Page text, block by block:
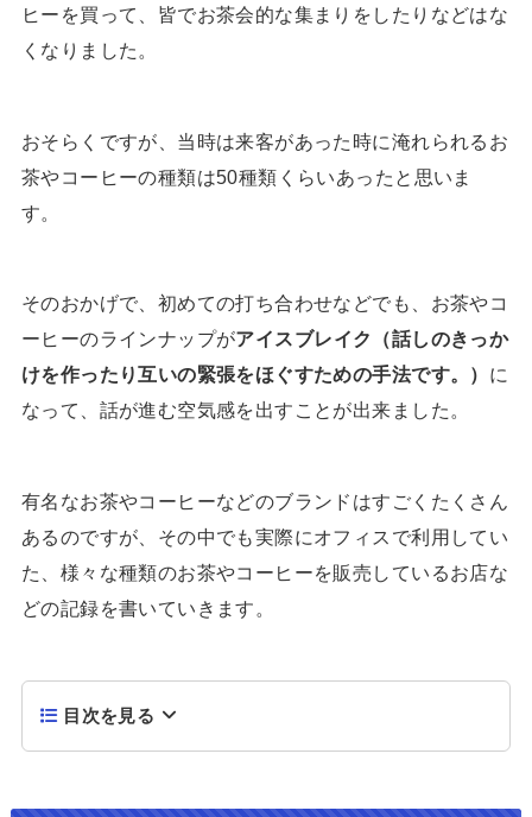
ヒーを買って、皆でお茶会的な集まりをしたりなどはな
くなりました。
おそらくですが、当時は来客があった時に淹れられるお
茶やコーヒーの種類は50種類くらいあったと思いま
す。
そのおかげで、初めての打ち合わせなどでも、お茶やコ
ーヒーのラインナップがアイスブレイク（話しのきっか
けを作ったり互いの緊張をほぐすための手法です。） に
なって、話が進む空気感を出すことが出来ました。
有名なお茶やコーヒーなどのブランドはすごくたくさん
あるのですが、その中でも実際にオフィスで利用してい
た、様々な種類のお茶やコーヒーを販売しているお店な
どの記録を書いていきます。
目次を見る